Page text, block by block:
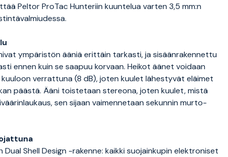
Peltor ProTac Hunteriin kuuntelua varten 3,5 mm:n
ympäristön ääniä erittäin tarkasti, ja sisäänrakennettu
ennen kuin se saapuu korvaan. Heikot äänet voidaan
verrattuna (8 dB), joten kuulet lähestyvät eläimet
päästä. Ääni toistetaan stereona, joten kuulet, mistä
sen sijaan vaimennetaan sekunnin murto-
Shell Design -rakenne: kaikki suojainkupin elektroniset